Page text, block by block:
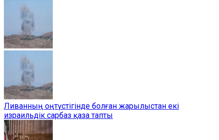
Ливанның оңтүстігінде болған жарылыстан екі
израильдік сарбаз қаза тапты